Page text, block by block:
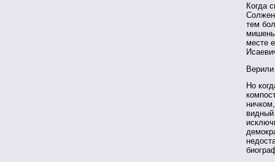
Когда
тем
месте
Но